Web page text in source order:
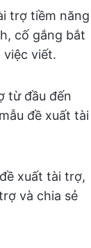
trợ tiềm năng
cố gắng bắt
viết.
từ đầu đến
đề xuất tài
xuất tài trợ,
và chia sẻ